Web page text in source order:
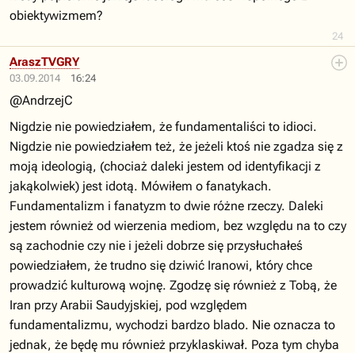
24
obiektywizmem?
03.09.2014 16:24
AraszTVGRY
@AndrzejC
Nigdzie nie powiedziałem, że fundamentaliści to idioci.
Nigdzie nie powiedziałem też, że jeżeli ktoś nie zgadza się z
moją ideologią, (chociaż daleki jestem od identyfikacji z
jakąkolwiek) jest idotą. Mówiłem o fanatykach.
Fundamentalizm i fanatyzm to dwie różne rzeczy. Daleki
jestem również od wierzenia mediom, bez względu na to czy
są zachodnie czy nie i jeżeli dobrze się przysłuchałeś
powiedziałem, że trudno się dziwić Iranowi, który chce
prowadzić kulturową wojnę. Zgodzę się również z Tobą, że
Iran przy Arabii Saudyjskiej, pod względem
fundamentalizmu, wychodzi bardzo blado. Nie oznacza to
jednak, że będę mu również przyklaskiwał. Poza tym chyba